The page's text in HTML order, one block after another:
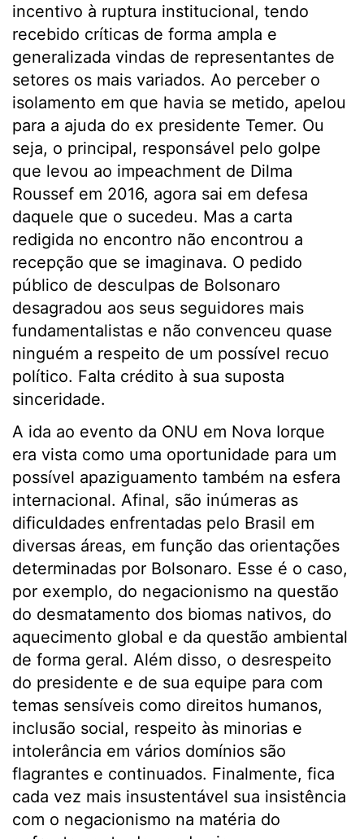
incentivo à ruptura institucional, tendo
recebido críticas de forma ampla e
generalizada vindas de representantes de
setores os mais variados. Ao perceber o
isolamento em que havia se metido, apelou
para a ajuda do ex presidente Temer. Ou
seja, o principal, responsável pelo golpe
que levou ao impeachment de Dilma
Roussef em 2016, agora sai em defesa
daquele que o sucedeu. Mas a carta
redigida no encontro não encontrou a
recepção que se imaginava. O pedido
público de desculpas de Bolsonaro
desagradou aos seus seguidores mais
fundamentalistas e não convenceu quase
ninguém a respeito de um possível recuo
político. Falta crédito à sua suposta
sinceridade.
A ida ao evento da ONU em Nova Iorque
era vista como uma oportunidade para um
possível apaziguamento também na esfera
internacional. Afinal, são inúmeras as
dificuldades enfrentadas pelo Brasil em
diversas áreas, em função das orientações
determinadas por Bolsonaro. Esse é o caso,
por exemplo, do negacionismo na questão
do desmatamento dos biomas nativos, do
aquecimento global e da questão ambiental
de forma geral. Além disso, o desrespeito
do presidente e de sua equipe para com
temas sensíveis como direitos humanos,
inclusão social, respeito às minorias e
intolerância em vários domínios são
flagrantes e continuados. Finalmente, fica
cada vez mais insustentável sua insistência
com o negacionismo na matéria do